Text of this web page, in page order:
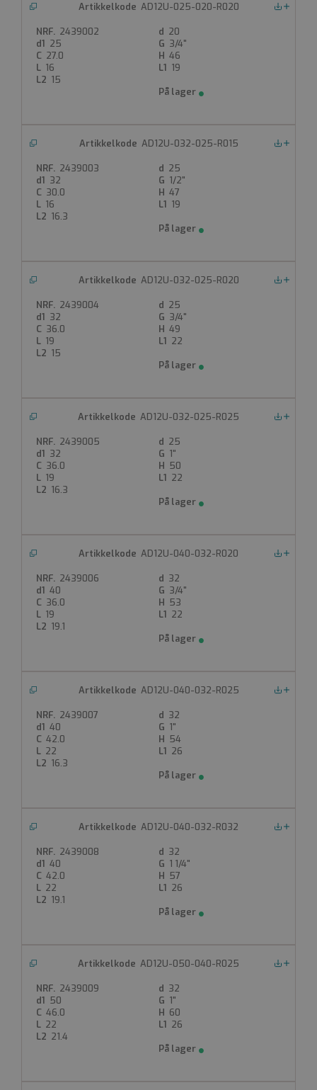
AD12U-025-020-R020
2439002
20
25
3/4"
27.0
46
16
19
15
AD12U-032-025-R015
2439003
25
32
1/2"
30.0
47
16
19
16.3
AD12U-032-025-R020
2439004
25
32
3/4"
36.0
49
19
22
15
AD12U-032-025-R025
2439005
25
32
1"
36.0
50
19
22
16.3
AD12U-040-032-R020
2439006
32
40
3/4"
36.0
53
19
22
19.1
AD12U-040-032-R025
2439007
32
40
1"
42.0
54
22
26
16.3
AD12U-040-032-R032
2439008
32
40
1 1/4"
42.0
57
22
26
19.1
AD12U-050-040-R025
2439009
32
50
1"
46.0
60
22
26
21.4